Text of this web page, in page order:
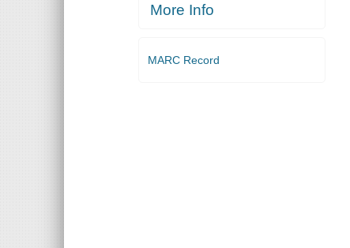
More Info
MARC Record